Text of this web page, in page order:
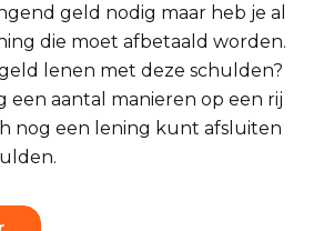
geld nodig maar heb je al
die moet afbetaald worden.
lenen met deze schulden?
een aantal manieren op een rij
nog een lening kunt afsluiten